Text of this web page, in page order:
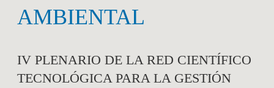
AMBIENTAL
IV PLENARIO DE LA RED CIENTÍFICO
TECNOLÓGICA PARA LA GESTIÓN